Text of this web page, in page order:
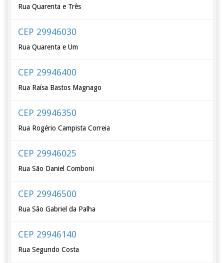
Rua Quarenta e Três
CEP 29946030
Rua Quarenta e Um
CEP 29946400
Rua Raísa Bastos Magnago
CEP 29946350
Rua Rogério Campista Correia
CEP 29946025
Rua São Daniel Comboni
CEP 29946500
Rua São Gabriel da Palha
CEP 29946140
Rua Segundo Costa